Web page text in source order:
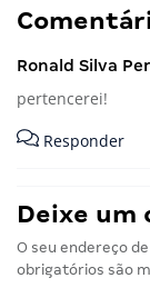
Ronald Silva
pertencerei!
Responder
Deixe um
O seu endereço
obrigatórios são